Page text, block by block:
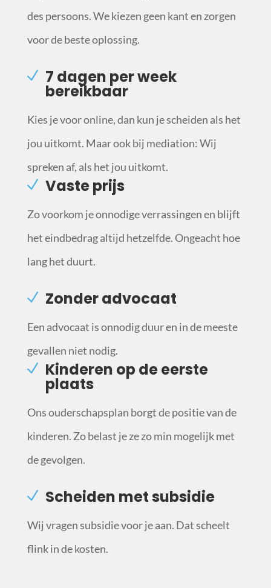
des persoons. We kiezen geen kant en zorgen
voor de beste oplossing.
7 dagen per week
bereikbaar
Kies je voor online, dan kun je scheiden als het
jou uitkomt. Maar ook bij mediation: Wij
spreken af, als het jou uitkomt.
Vaste prijs
Zo voorkom je onnodige verrassingen en blijft
het eindbedrag altijd hetzelfde. Ongeacht hoe
lang het duurt.
Zonder advocaat
Een advocaat is onnodig duur en in de meeste
gevallen niet nodig.
Kinderen op de eerste
plaats
Ons ouderschapsplan borgt de positie van de
kinderen. Zo belast je ze zo min mogelijk met
de gevolgen.
Scheiden met subsidie
Wij vragen subsidie voor je aan. Dat scheelt
flink in de kosten.